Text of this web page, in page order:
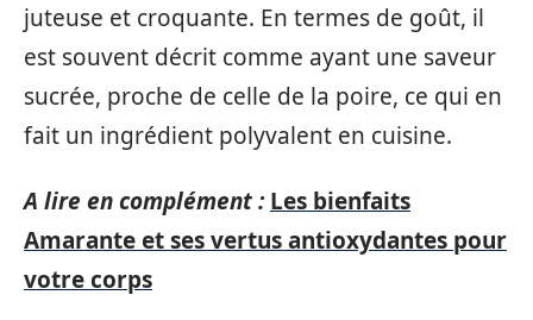
juteuse et croquante. En termes de goût, il
est souvent décrit comme ayant une saveur
sucrée, proche de celle de la poire, ce qui en
fait un ingrédient polyvalent en cuisine.
A lire en complément : Les bienfaits
Amarante et ses vertus antioxydantes pour
votre corps